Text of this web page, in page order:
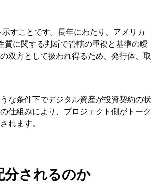
すことです。長年にわたり、アメリカ
質に関する判断で管轄の重複と基準の曖
双方として扱われ得るため、発行体、取
な条件下でデジタル資産が投資契約の状
仕組みにより、プロジェクト側がトーク
れます。
分されるのか